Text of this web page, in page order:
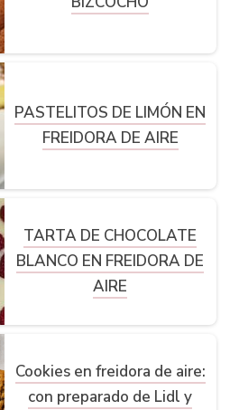
PASTELITOS DE LIMÓN EN
FREIDORA DE AIRE
TARTA DE CHOCOLATE
BLANCO EN FREIDORA DE
AIRE
Cookies en freidora de aire:
con preparado de Lidl y